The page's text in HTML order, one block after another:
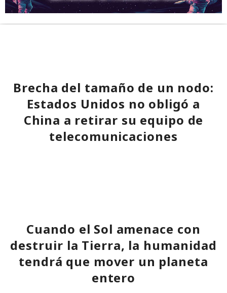
Brecha del tamaño de un nodo:
Estados Unidos no obligó a
China a retirar su equipo de
telecomunicaciones
Cuando el Sol amenace con
destruir la Tierra, la humanidad
tendrá que mover un planeta
entero